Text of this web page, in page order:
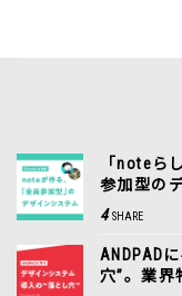
「noteら
参加型の
4 SHARE
ANDPAD
穴”。業界